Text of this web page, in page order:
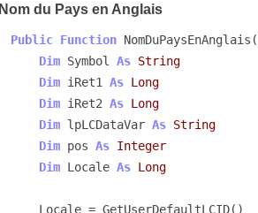
Nom du Pays en Anglais
Public Function
Dim Symbol As String
Dim iRet1 As Long
Dim iRet2 As Long
Dim lpLCDataVar As String
Dim pos As Integer
Dim Locale As Long